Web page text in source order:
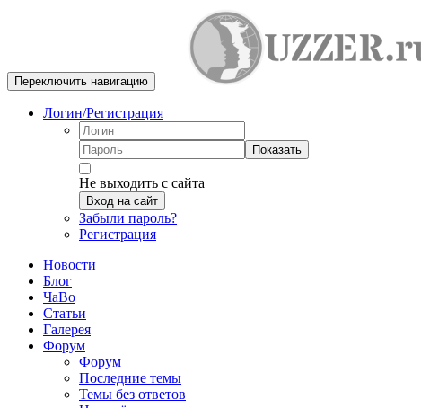
Переключить навигацию
Логин/Регистрация
Показать
Не выходить с сайта
Вход на сайт
Забыли пароль?
Регистрация
Новости
Блог
ЧаВо
Статьи
Галерея
Форум
Форум
Последние темы
Темы без ответов